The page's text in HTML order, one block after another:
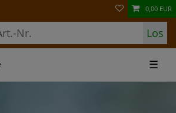
Los
0,00 EUR
☰